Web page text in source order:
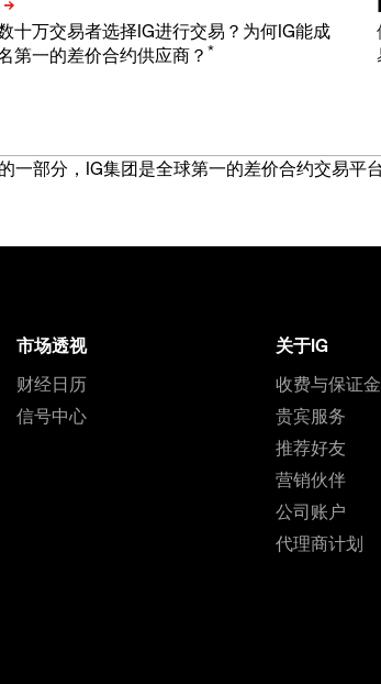
十万交易者选择IG进行交易？为何IG能成
第一的差价合约供应商？ *
部分，IG集团是全球第一的差价合约交易平
市场透视
财经日历
信号中心
关于IG
收费与保证金
贵宾服务
推荐好友
营销伙伴
公司账户
代理商计划